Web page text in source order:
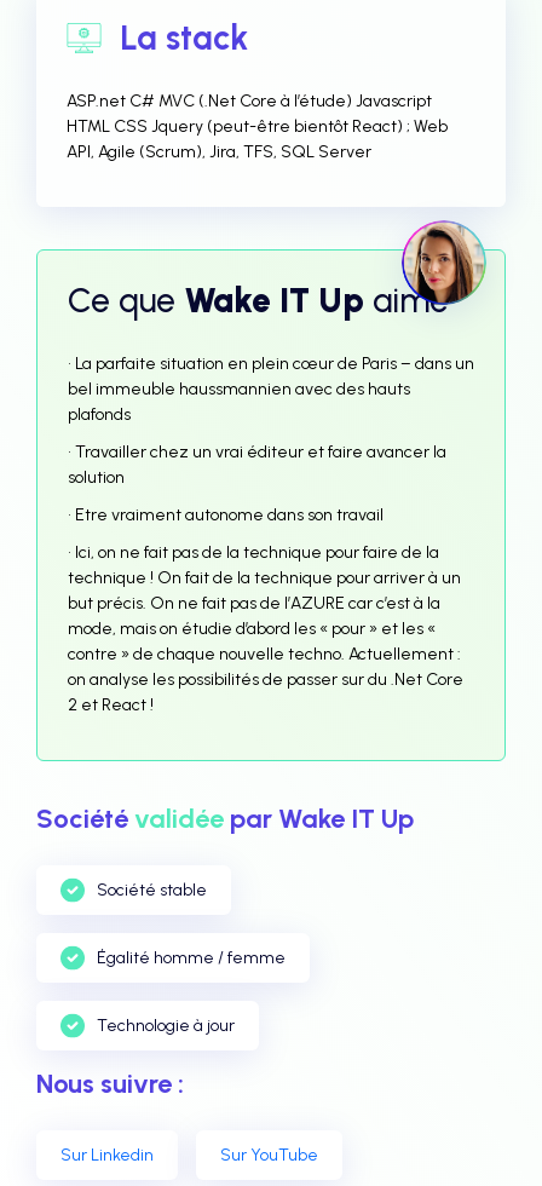
La stack
ASP.net C# MVC (.Net Core à l’étude) Javascript
HTML CSS Jquery (peut-être bientôt React) ; Web
API, Agile (Scrum), Jira, TFS, SQL Server
Ce que Wake IT Up aime
• La parfaite situation en plein cœur de Paris – dans un
bel immeuble haussmannien avec des hauts
plafonds
• Travailler chez un vrai éditeur et faire avancer la
solution
• Etre vraiment autonome dans son travail
• Ici, on ne fait pas de la technique pour faire de la
technique ! On fait de la technique pour arriver à un
but précis. On ne fait pas de l’AZURE car c’est à la
mode, mais on étudie d’abord les « pour » et les «
contre » de chaque nouvelle techno. Actuellement :
on analyse les possibilités de passer sur du .Net Core
2 et React !
Sociétévalidée par Wake IT Up
Société stable
Égalité homme / femme
Technologie à jour
Nous suivre :
Sur Linkedin Sur YouTube